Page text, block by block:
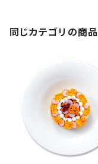
同じカテゴリの商品